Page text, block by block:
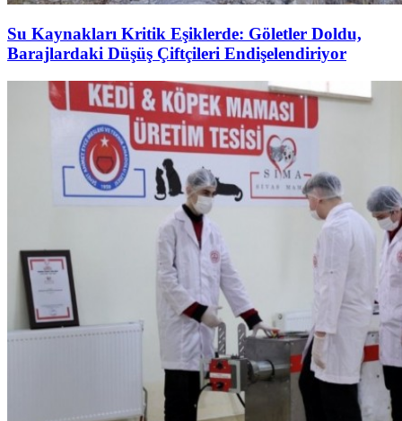
Su Kaynakları Kritik Eşiklerde: Göletler Doldu,
Barajlardaki Düşüş Çiftçileri Endişelendiriyor